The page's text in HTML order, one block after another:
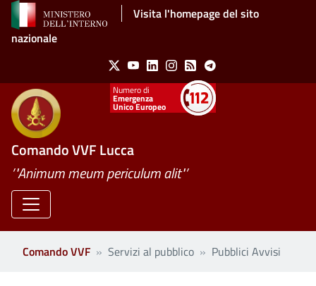
Salta al contenuto principaleVisita l'homepage del sito
nazionale
Social Menu
X YoutubeLinkedinInstagram
Feed Telegram
Emergenza
Unico Europeo
Comando VVF Lucca
’"Animum meum periculum alit"’
Comando VVF Servizi al pubblico Pubblici Avvisi